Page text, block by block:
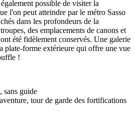
possible de visiter la
l'on peut atteindre par le métro Sasso
dans les profondeurs de la
des emplacements de canons et
été fidèlement conservés. Une galerie
plate-forme extérieure qui offre une vue
!
sans guide
tour de garde des fortifications